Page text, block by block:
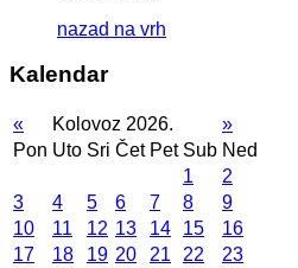
nazad na vrh
Kalendar
« Kolovoz 2026.
»
Pon Uto Sri Čet Pet Sub Ned
1
2
3
4 5 6 7 8
9
10
11 12 13 14 15
16
17
18 19 20 21 22
23